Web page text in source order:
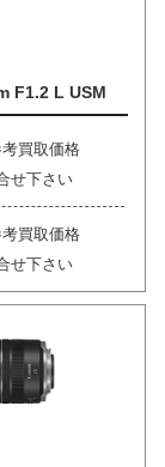
F1.2 L USM
買取価格
せ下さい
買取価格
せ下さい